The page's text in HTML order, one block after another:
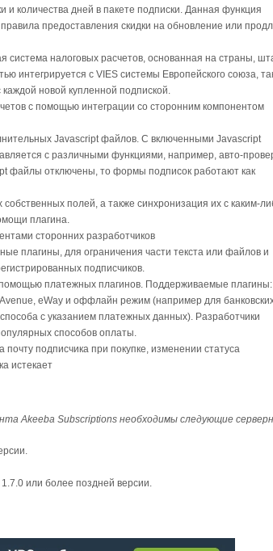
и количества дней в пакете подписки. Данная функция
предоставления скидки на обновление или
система налоговых расчетов, основанная на страны,
интегрируется с VIES системы Европейского союза,
новой купленной подпиской.
с помощью интеграции со сторонним компонентом
Javascript файлов. С включенными Javascript
с различными функциями, например, авто-
файлы отключены, то формы подписок работают как
полей, а также синхронизация их с каким-
плагина.
сторонних разработчиков
плагины, для ограничения части текста или файлов и
подписчиков.
платежных плагинов. Поддерживаемые плагины:
eWay и оффлайн режим (например для
с указанием платежных данных). Разработчики
способов оплаты.
подписчика при покупке, изменении статуса
истекает
Akeeba Subscriptions необходимы следующие
или более поздней версии.